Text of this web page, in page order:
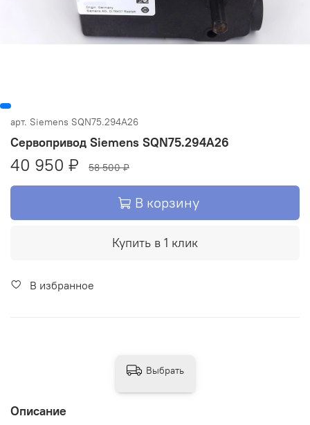
арт. Siemens SQN75.294A26
Сервопривод Siemens SQN75.294A26
40 950 ₽ 58 500 ₽
В корзину
Купить в 1 клик
В избранное
Описание
Выбрать